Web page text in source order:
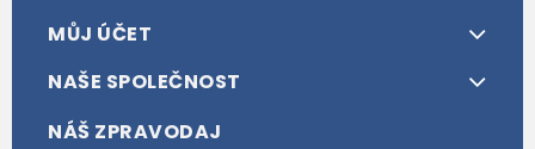
MŮJ ÚČET
NAŠE SPOLEČNOST
NÁŠ ZPRAVODAJ